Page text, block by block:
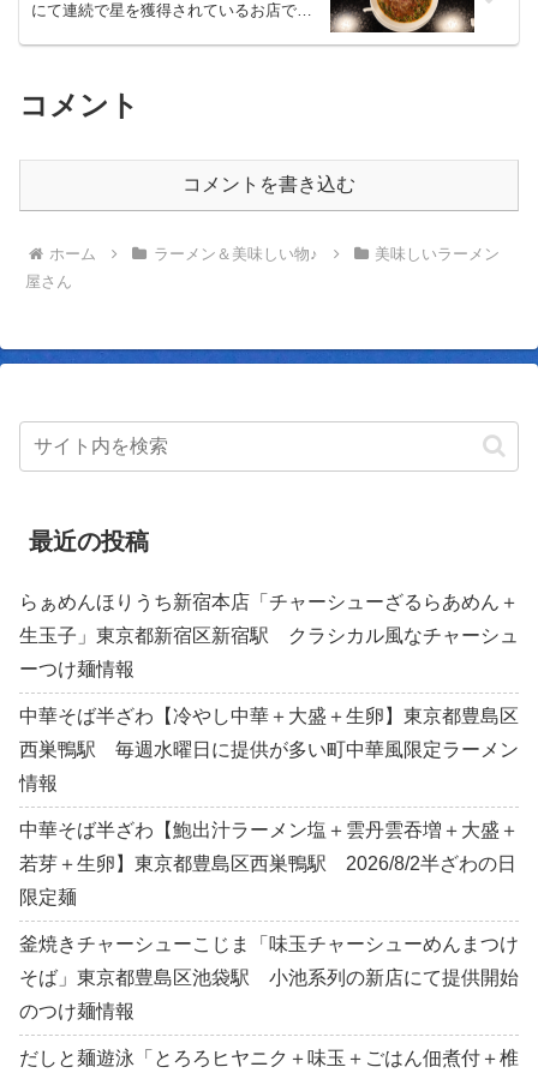
にて連続で星を獲得されているお店です
辛味はほどほどながらベースとなる秀逸
コメント
コメントを書き込む
ホーム ラーメン＆美味しい物♪
美味しいラーメン
屋さん
最近の投稿
らぁめんほりうち新宿本店「チャーシューざるらあめん＋
生玉子」東京都新宿区新宿駅 クラシカル風なチャーシュ
ーつけ麺情報
中華そば半ざわ【冷やし中華＋大盛＋生卵】東京都豊島区
西巣鴨駅 毎週水曜日に提供が多い町中華風限定ラーメン
情報
中華そば半ざわ【鮑出汁ラーメン塩＋雲丹雲吞増＋大盛＋
若芽＋生卵】東京都豊島区西巣鴨駅 2026/8/2半ざわの日
限定麺
釜焼きチャーシューこじま「味玉チャーシューめんまつけ
そば」東京都豊島区池袋駅 小池系列の新店にて提供開始
のつけ麺情報
だしと麺遊泳「とろろヒヤニク＋味玉＋ごはん佃煮付＋椎